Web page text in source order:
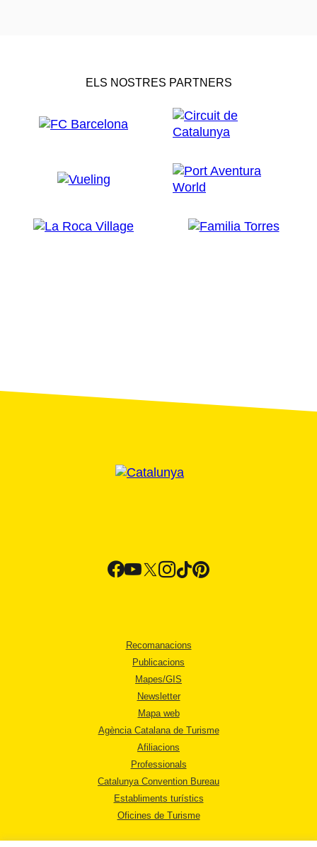
ELS NOSTRES PARTNERS
Recomanacions
Publicacions
Mapes/GIS
Newsletter
Mapa web
Agència Catalana de Turisme
Afiliacions
Professionals
Catalunya Convention Bureau
Establiments turístics
Oficines de Turisme